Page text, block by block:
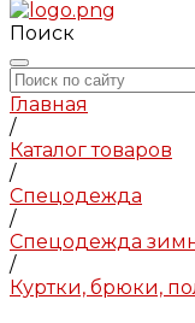
Поиск
Главная
/
Каталог товаров
/
Спецодежда
/
Спецодежда
/
Куртки, брюки,